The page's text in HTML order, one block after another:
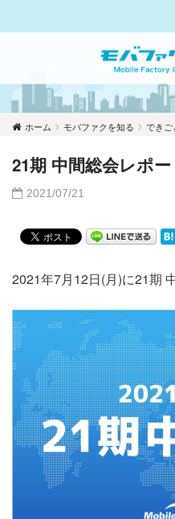
ホーム モバファクを知る できご
21期 中間総会レポー
2021/07/21
2021年7月12日(月)に21期